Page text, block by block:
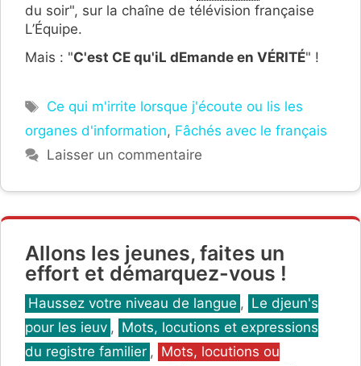
du soir", sur la chaîne de télévision française
L’Équipe.
Mais : "C'est CE qu'iL dEmande en VÉRITÉ" !
Étiquettes
Ce qui m'irrite lorsque j'écoute ou lis les
organes d'information, Fâchés avec le français
Laisser un commentaire
Allons les jeunes, faites un
effort et démarquez-vous !
Catégories
Haussez votre niveau de langue , Le djeun's
pour les ieuv , Mots, locutions et expressions
du registre familier , Mots, locutions ou